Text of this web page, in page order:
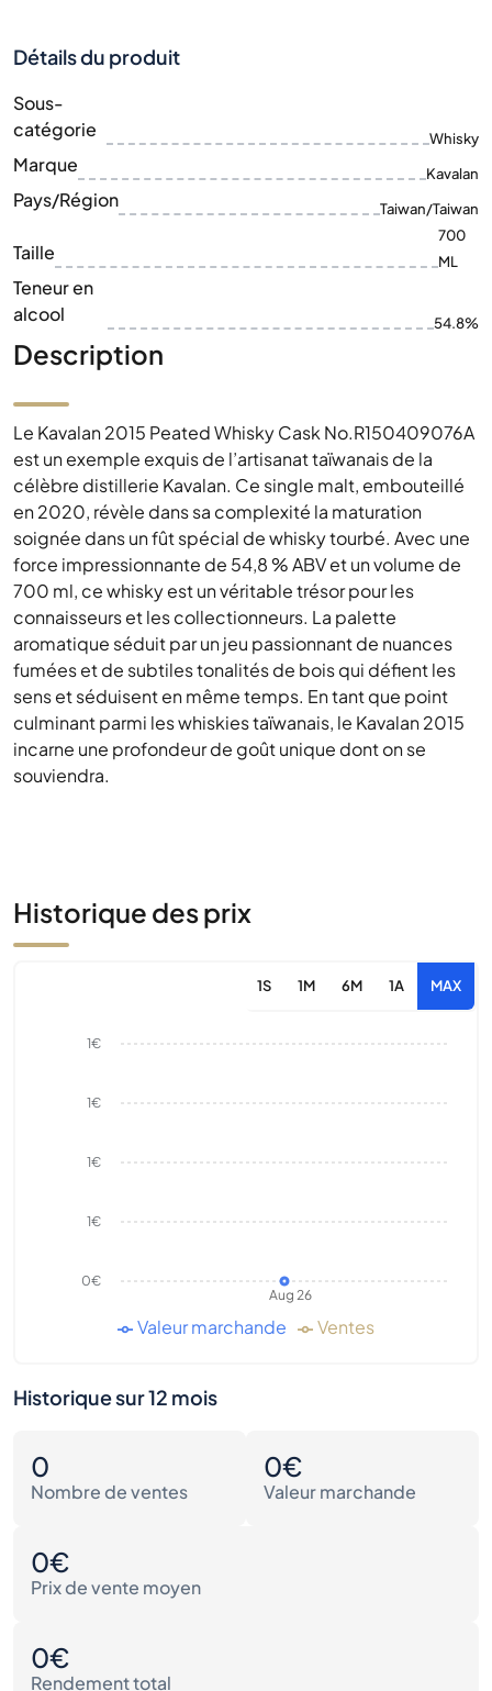
Détails du produit
Sous-
catégorie
Whisky
Marque Kavalan
Pays/Région Taiwan/Taiwan
Taille
700
ML
Teneur en
alcool
54.8%
Description
Le Kavalan 2015 Peated Whisky Cask No.R150409076A
est un exemple exquis de l’artisanat taïwanais de la
célèbre distillerie Kavalan. Ce single malt, embouteillé
en 2020, révèle dans sa complexité la maturation
soignée dans un fût spécial de whisky tourbé. Avec une
force impressionnante de 54,8 % ABV et un volume de
700 ml, ce whisky est un véritable trésor pour les
connaisseurs et les collectionneurs. La palette
aromatique séduit par un jeu passionnant de nuances
fumées et de subtiles tonalités de bois qui défient les
sens et séduisent en même temps. En tant que point
culminant parmi les whiskies taïwanais, le Kavalan 2015
incarne une profondeur de goût unique dont on se
souviendra.
Historique des prix
1S 1M 6M 1A MAX
Aug 26
0€
1€
1€
1€
1€
Valeur marchande Ventes
Historique sur 12 mois
0
Nombre de ventes
0€
Valeur marchande
0€
Prix de vente moyen
0€
Rendement total